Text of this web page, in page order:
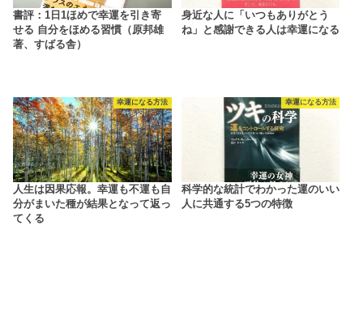
書評：1日1ほめで幸運を引き寄
せる 自分をほめる習慣（原邦雄
著、すばる舎）
身近な人に「いつもありがとう
ね」と感謝できる人は幸運になる
幸運になる方法
人生は因果応報。幸運も不運も自
分がまいた種が結果となって返っ
てくる
幸運になる方法
科学的な統計でわかった運のいい
人に共通する5つの特徴